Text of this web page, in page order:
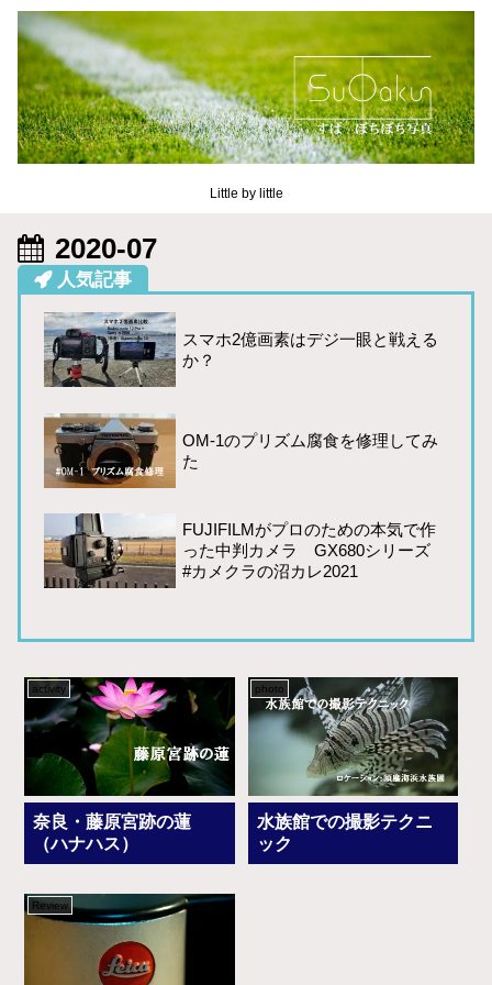
Little by little
2020-07
人気記事
スマホ2億画素はデジ一眼と戦える
か？
OM-1のプリズム腐食を修理してみ
た
FUJIFILMがプロのための本気で作
った中判カメラ GX680シリーズ
#カメクラの沼カレ2021
activity
奈良・藤原宮跡の蓮
（ハナハス）
photo
水族館での撮影テクニ
ック
Review